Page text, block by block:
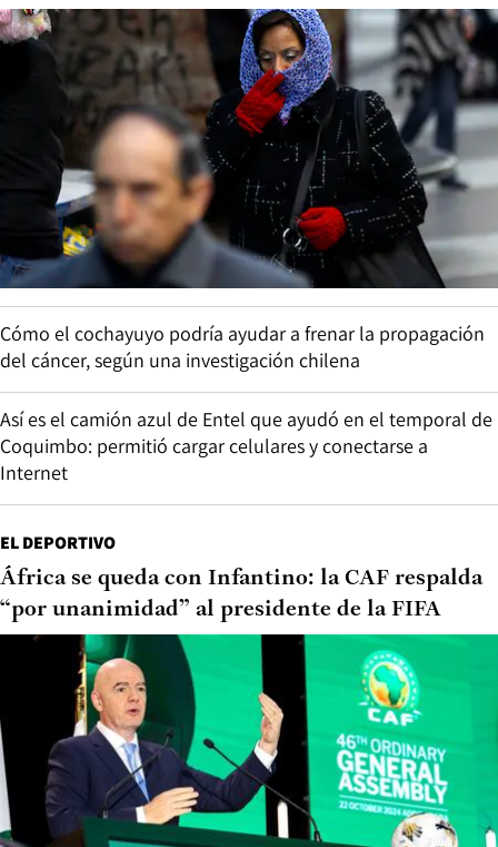
Cómo el cochayuyo podría ayudar a frenar la propagación
del cáncer, según una investigación chilena
Así es el camión azul de Entel que ayudó en el temporal de
Coquimbo: permitió cargar celulares y conectarse a
Internet
EL DEPORTIVO
África se queda con Infantino: la CAF respalda
“por unanimidad” al presidente de la FIFA